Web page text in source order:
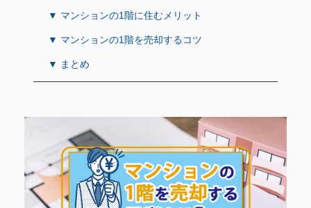
▼ マンションの1階に住むメリット
▼ マンションの1階を売却するコツ
▼ まとめ